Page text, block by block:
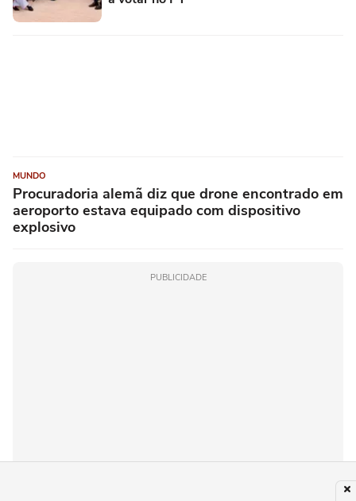
MUNDO
Procuradoria alemã diz que drone encontrado em
aeroporto estava equipado com dispositivo
explosivo
PUBLICIDADE